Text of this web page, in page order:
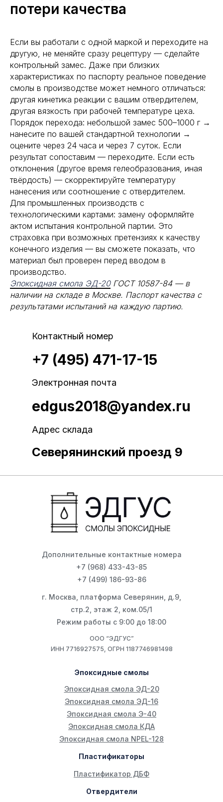
потери качества
Если вы работали с одной маркой и переходите на
другую, не меняйте сразу рецептуру — сделайте
контрольный замес. Даже при близких
характеристиках по паспорту реальное поведение
смолы в производстве может немного отличаться:
другая кинетика реакции с вашим отвердителем,
другая вязкость при рабочей температуре цеха.
Порядок перехода: небольшой замес 500–1000 г →
нанесите по вашей стандартной технологии →
оцените через 24 часа и через 7 суток. Если
результат сопоставим — переходите. Если есть
отклонения (другое время гелеобразования, иная
твёрдость) — скорректируйте температуру
нанесения или соотношение с отвердителем.
Для промышленных производств с
технологическими картами: замену оформляйте
актом испытания контрольной партии. Это
страховка при возможных претензиях к качеству
конечного изделия — вы сможете показать, что
материал был проверен перед вводом в
производство.
Эпоксидная смола ЭД-20ГОСТ 10587-84 — в
наличии на складе в Москве. Паспорт качества с
результатами испытаний на каждую партию.
Контактный номер
+7 (495) 471-17-15
Электронная почта
edgus2018@yandex.ru
Адрес склада
Северянинский проезд 9
ООО “ЭДГУС”
ИНН 7716927575, ОГРН 1187746981498
Дополнительные контактные номера
+7 (968) 433-43-85
+7 (499) 186-93-86
Эпоксидная смола ЭД-20
Эпоксидная смола ЭД-16
Эпоксидная смола Э-40
Эпоксидная смола КДА
Эпоксидная смола NPEL-128
Эпоксидные смолы
Пластификаторы
Отвердители
Пластификатор ДБФ
г. Москва, платформа Северянин, д.9,
стр.2, этаж 2, ком.05/1
Режим работы с 9:00 до 18:00